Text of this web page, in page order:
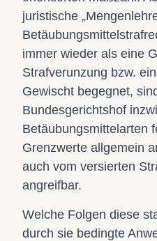
juristische
immer wieder als eine
Strafverunzung bzw.
Gewischt begegnet,
Bundesgerichtshof
Betäubungsmittelarten
Grenzwerte allgemein
auch vom versierten
angreifbar.
Welche Folgen diese
durch sie bedingte